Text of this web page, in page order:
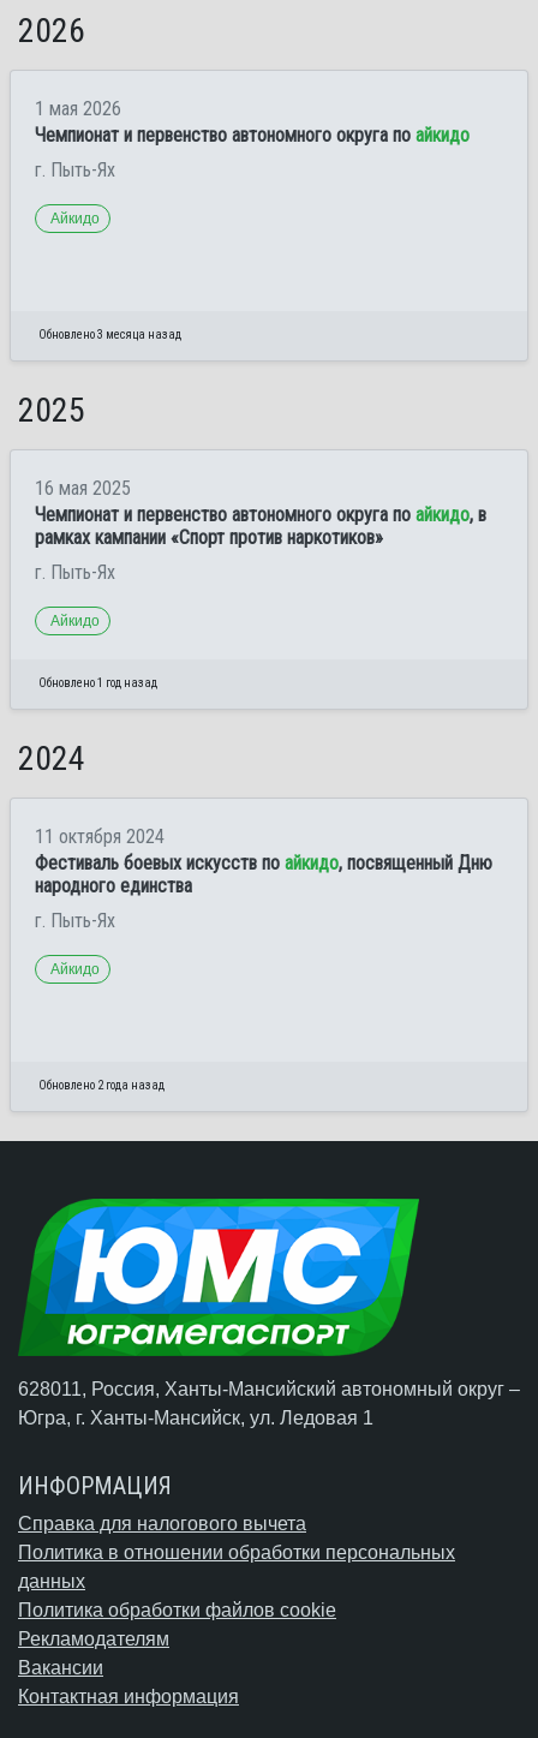
2026
1 мая 2026
Чемпионат и первенство автономного округа по айкидо
г. Пыть-Ях
Айкидо
Обновлено 3 месяца назад
2025
16 мая 2025
Чемпионат и первенство автономного округа по айкидо, в
рамках кампании «Спорт против наркотиков»
г. Пыть-Ях
Айкидо
Обновлено 1 год назад
2024
11 октября 2024
Фестиваль боевых искусств по айкидо, посвященный Дню
народного единства
г. Пыть-Ях
Айкидо
Обновлено 2 года назад
628011, Россия, Ханты-Мансийский автономный округ –
Югра, г. Ханты-Мансийск, ул. Ледовая 1
ИНФОРМАЦИЯ
Справка для налогового вычета
Политика в отношении обработки персональных
данных
Политика обработки файлов cookie
Рекламодателям
Вакансии
Контактная информация